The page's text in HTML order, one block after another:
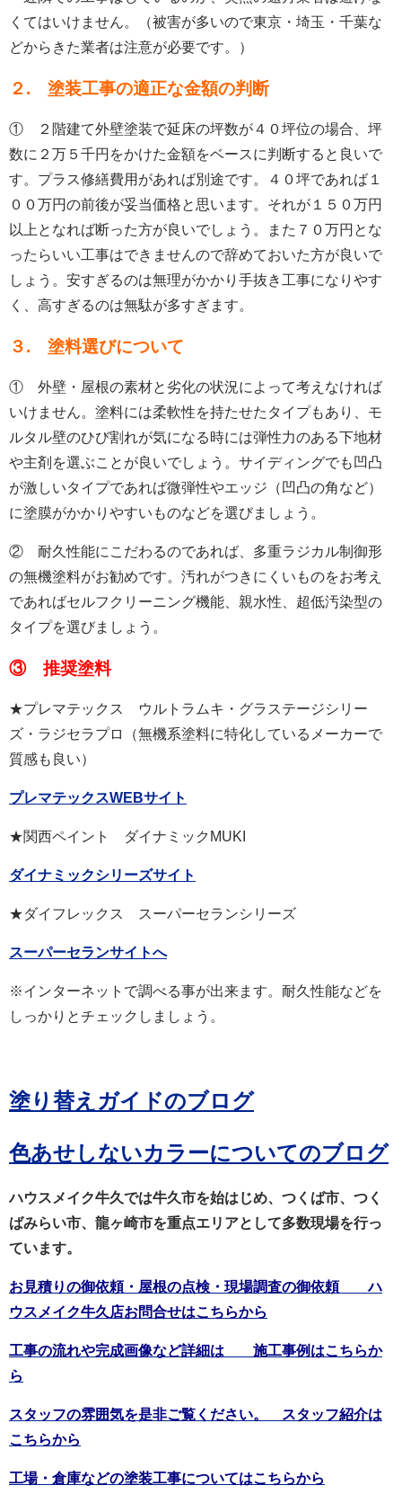
くてはいけません。（被害が多いので東京・埼玉・千葉な
どからきた業者は注意が必要です。）
２. 塗装工事の適正な金額の判断
① ２階建て外壁塗装で延床の坪数が４０坪位の場合、坪
数に２万５千円をかけた金額をベースに判断すると良いで
す。プラス修繕費用があれば別途です。４０坪であれば１
００万円の前後が妥当価格と思います。それが１５０万円
以上となれば断った方が良いでしょう。また７０万円とな
ったらいい工事はできませんので辞めておいた方が良いで
しょう。安すぎるのは無理がかかり手抜き工事になりやす
く、高すぎるのは無駄が多すぎます。
３. 塗料選びについて
① 外壁・屋根の素材と劣化の状況によって考えなければ
いけません。塗料には柔軟性を持たせたタイプもあり、モ
ルタル壁のひび割れが気になる時には弾性力のある下地材
や主剤を選ぶことが良いでしょう。サイディングでも凹凸
が激しいタイプであれば微弾性やエッジ（凹凸の角など）
に塗膜がかかりやすいものなどを選びましょう。
② 耐久性能にこだわるのであれば、多重ラジカル制御形
の無機塗料がお勧めです。汚れがつきにくいものをお考え
であればセルフクリーニング機能、親水性、超低汚染型の
タイプを選びましょう。
③ 推奨塗料
★プレマテックス ウルトラムキ・グラステージシリー
ズ・ラジセラプロ（無機系塗料に特化しているメーカーで
質感も良い）
プレマテックスWEBサイト
★関西ペイント ダイナミックMUKI
ダイナミックシリーズサイト
★ダイフレックス スーパーセランシリーズ
スーパーセランサイトへ
※インターネットで調べる事が出来ます。耐久性能などを
しっかりとチェックしましょう。
塗り替えガイドのブログ
色あせしないカラーについてのブログ
ハウスメイク牛久では牛久市を始はじめ、つくば市、つく
ばみらい市、龍ヶ崎市を重点エリアとして多数現場を行っ
ています。
お見積りの御依頼・屋根の点検・現場調査の御依頼 ハ
ウスメイク牛久店お問合せはこちらから
工事の流れや完成画像など詳細は 施工事例はこちらか
ら
スタッフの雰囲気を是非ご覧ください。 スタッフ紹介は
こちらから
工場・倉庫などの塗装工事についてはこちらから